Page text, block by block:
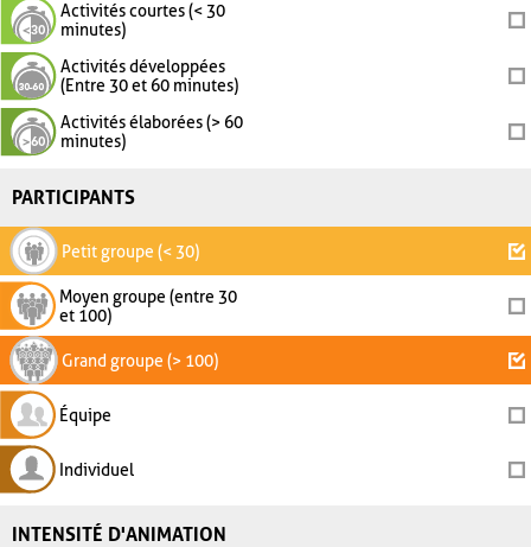
Activités courtes (< 30
minutes)
Activités développées
(Entre 30 et 60 minutes)
Activités élaborées (> 60
minutes)
PARTICIPANTS
Petit groupe (< 30)
Moyen groupe (entre 30
et 100)
Grand groupe (> 100)
Équipe
Individuel
INTENSITÉ D'ANIMATION